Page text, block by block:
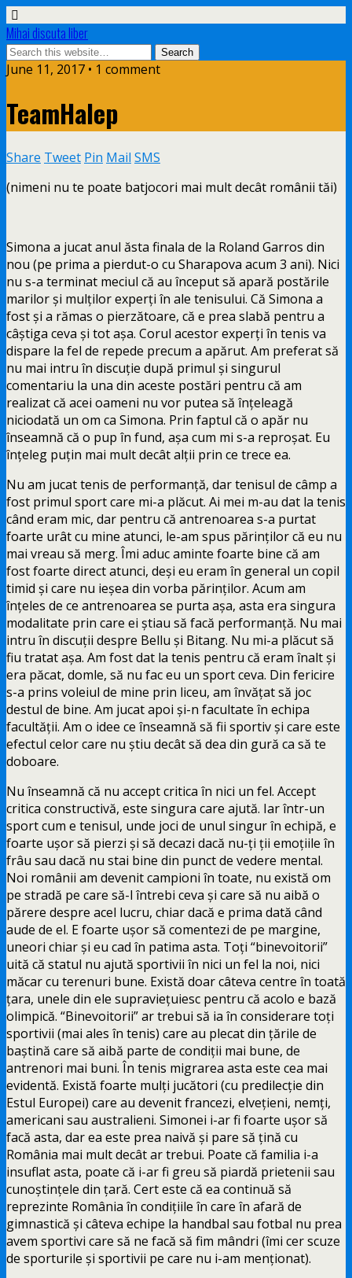
Mihai discuta liber
June 11, 2017 • 1 comment
TeamHalep
Share Tweet Pin Mail SMS
(nimeni nu te poate batjocori mai mult decât românii tăi)
Simona a jucat anul ăsta finala de la Roland Garros din
nou (pe prima a pierdut-o cu Sharapova acum 3 ani). Nici
nu s-a terminat meciul că au început să apară postările
marilor și mulților experți în ale tenisului. Că Simona a
fost și a rămas o pierzătoare, că e prea slabă pentru a
câștiga ceva și tot așa. Corul acestor experți în tenis va
dispare la fel de repede precum a apărut. Am preferat să
nu mai intru în discuție după primul și singurul
comentariu la una din aceste postări pentru că am
realizat că acei oameni nu vor putea să înțeleagă
niciodată un om ca Simona. Prin faptul că o apăr nu
înseamnă că o pup în fund, așa cum mi s-a reproșat. Eu
înțeleg puțin mai mult decât alții prin ce trece ea.
Nu am jucat tenis de performanță, dar tenisul de câmp a
fost primul sport care mi-a plăcut. Ai mei m-au dat la tenis
când eram mic, dar pentru că antrenoarea s-a purtat
foarte urât cu mine atunci, le-am spus părinților că eu nu
mai vreau să merg. Îmi aduc aminte foarte bine că am
fost foarte direct atunci, deși eu eram în general un copil
timid și care nu ieșea din vorba părinților. Acum am
înțeles de ce antrenoarea se purta așa, asta era singura
modalitate prin care ei știau să facă performanță. Nu mai
intru în discuții despre Bellu și Bitang. Nu mi-a plăcut să
fiu tratat așa. Am fost dat la tenis pentru că eram înalt și
era păcat, domle, să nu fac eu un sport ceva. Din fericire
s-a prins voleiul de mine prin liceu, am învățat să joc
destul de bine. Am jucat apoi și-n facultate în echipa
facultății. Am o idee ce înseamnă să fii sportiv și care este
efectul celor care nu știu decât să dea din gură ca să te
doboare.
Nu înseamnă că nu accept critica în nici un fel. Accept
critica constructivă, este singura care ajută. Iar într-un
sport cum e tenisul, unde joci de unul singur în echipă, e
foarte ușor să pierzi și să decazi dacă nu-ți ții emoțiile în
frâu sau dacă nu stai bine din punct de vedere mental.
Noi românii am devenit campioni în toate, nu există om
pe stradă pe care să-l întrebi ceva și care să nu aibă o
părere despre acel lucru, chiar dacă e prima dată când
aude de el. E foarte ușor să comentezi de pe margine,
uneori chiar și eu cad în patima asta. Toți “binevoitorii”
uită că statul nu ajută sportivii în nici un fel la noi, nici
măcar cu terenuri bune. Există doar câteva centre în toată
țara, unele din ele supraviețuiesc pentru că acolo e bază
olimpică. “Binevoitorii” ar trebui să ia în considerare toți
sportivii (mai ales în tenis) care au plecat din țările de
baștină care să aibă parte de condiții mai bune, de
antrenori mai buni. În tenis migrarea asta este cea mai
evidentă. Există foarte mulți jucători (cu predilecție din
Estul Europei) care au devenit francezi, elvețieni, nemți,
americani sau australieni. Simonei i-ar fi foarte ușor să
facă asta, dar ea este prea naivă și pare să țină cu
România mai mult decât ar trebui. Poate că familia i-a
insuflat asta, poate că i-ar fi greu să piardă prietenii sau
cunoștințele din țară. Cert este că ea continuă să
reprezinte România în condițiile în care în afară de
gimnastică și câteva echipe la handbal sau fotbal nu prea
avem sportivi care să ne facă să fim mândri (îmi cer scuze
de sporturile și sportivii pe care nu i-am menționat).